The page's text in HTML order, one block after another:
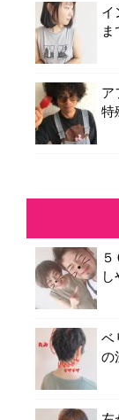
イ
ア
特
ベ
の